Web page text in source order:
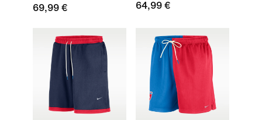
69,99 €
64,99 €